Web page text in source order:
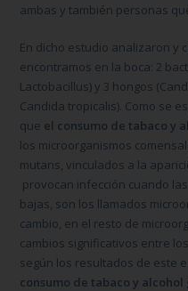
ambas y también personas
En dicho estudio analizaron y
encontramos en la boca: 2
Lactobacillus) y 3 hongos (
Candida tropicalis). Como se
que el consumo de tabaco y
los microorganismos
mutans, vinculados a la
provocan infección cuando
bajas, son los llamados
cambio, en el resto de
cambios significativos entre
según los resultados de este
consumo de tabaco y